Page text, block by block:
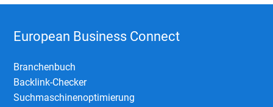
European Business Connect
Branchenbuch
Backlink-Checker
Suchmaschinenoptimierung